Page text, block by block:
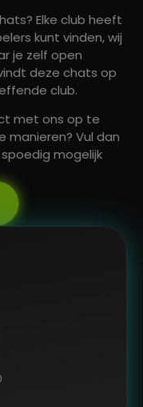
Elke club heeft
kunt vinden, wij
je zelf open
deze chats op
club.
met ons op te
manieren? Vul dan
mogelijk